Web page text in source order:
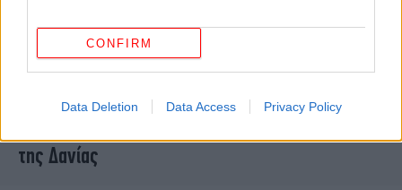
CONFIRM
Data Deletion Data Access Privacy Policy
«Μουτρωμένοι, την έλεγαν ο ένας στον άλλον»
της Δανίας